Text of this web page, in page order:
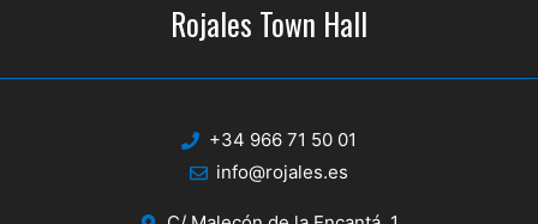
Rojales Town Hall
+34 966 71 50 01
info@rojales.es